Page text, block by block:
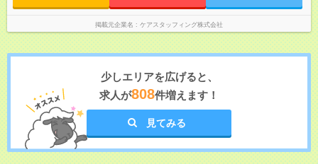
掲載元企業名 ケアスタッフィング株式会社
少しエリアを広げると、
求人が808件増えます！
見てみる